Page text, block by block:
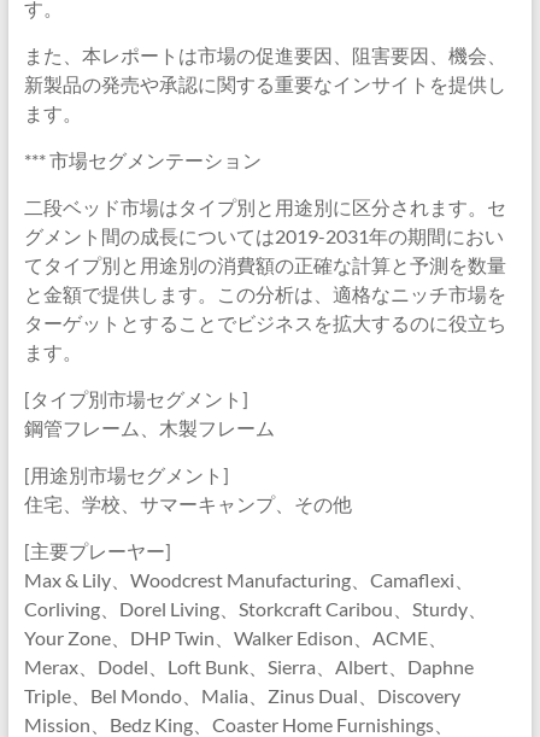
す。
また、本レポートは市場の促進要因、阻害要因、機会、
新製品の発売や承認に関する重要なインサイトを提供し
ます。
*** 市場セグメンテーション
二段ベッド市場はタイプ別と用途別に区分されます。セ
グメント間の成長については2019-2031年の期間におい
てタイプ別と用途別の消費額の正確な計算と予測を数量
と金額で提供します。この分析は、適格なニッチ市場を
ターゲットとすることでビジネスを拡大するのに役立ち
ます。
[タイプ別市場セグメント]
鋼管フレーム、木製フレーム
[用途別市場セグメント]
住宅、学校、サマーキャンプ、その他
[主要プレーヤー]
Max & Lily、Woodcrest Manufacturing、Camaflexi、
Corliving、Dorel Living、Storkcraft Caribou、Sturdy、
Your Zone、DHP Twin、Walker Edison、ACME、
Merax、Dodel、Loft Bunk、Sierra、Albert、Daphne
Triple、Bel Mondo、Malia、Zinus Dual、Discovery
Mission、Bedz King、Coaster Home Furnishings、